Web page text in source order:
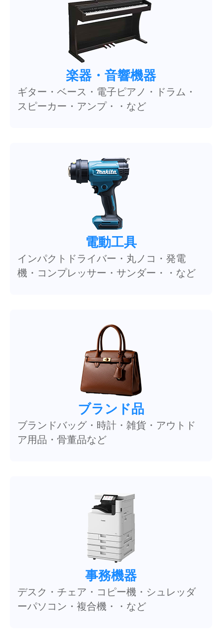
楽器・音響機器
ギター・ベース・電子ピアノ・ドラム・
スピーカー・アンプ・・など
電動工具
インパクトドライバー・丸ノコ・発電
機・コンプレッサー・サンダー・・など
ブランド品
ブランドバッグ・時計・雑貨・アウトド
ア用品・骨董品など
事務機器
デスク・チェア・コピー機・シュレッダ
ーパソコン・複合機・・など